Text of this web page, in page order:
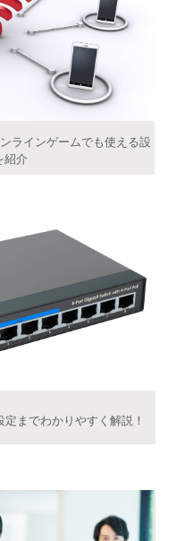
ラインゲームでも使える設
紹介
までわかりやすく解説！